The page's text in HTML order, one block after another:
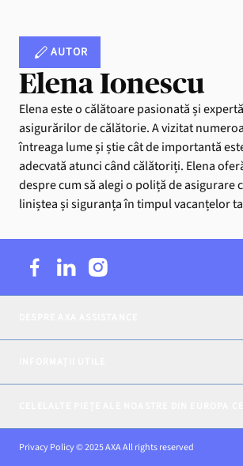
AUTOR
Elena Ionescu
Elena este o călătoare pasionată și
asigurărilor de călătorie. A vizitat
întreaga lume și știe cât de importantă
adecvată atunci când călătoriți. Elena
despre cum să alegi o poliță de asigurare
liniștea și siguranța în timpul vacanțelor
Privacy Policy © 2025 AXA All rights reserved